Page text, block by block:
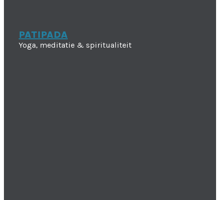
PATIPADA
Yoga, meditatie & spiritualiteit